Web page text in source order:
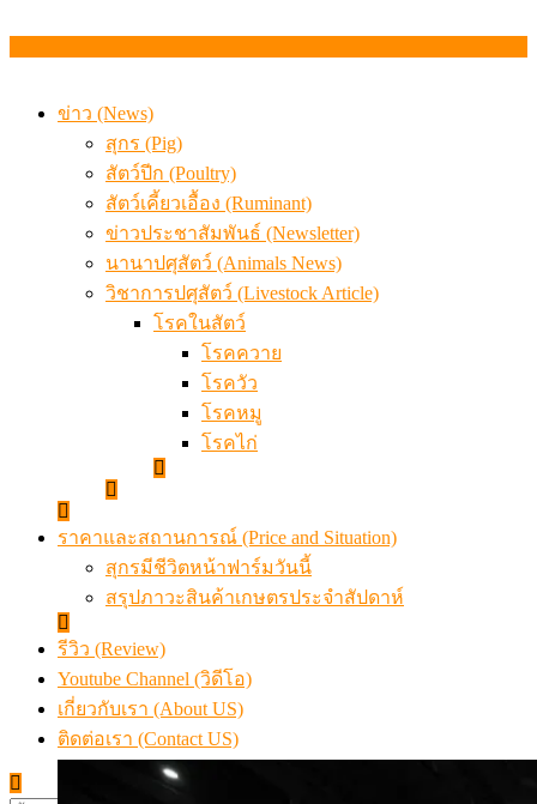
ข่าว (News)
สุกร (Pig)
สัตว์ปีก (Poultry)
สัตว์เคี้ยวเอื้อง (Ruminant)
ข่าวประชาสัมพันธ์ (Newsletter)
นานาปศุสัตว์ (Animals News)
วิชาการปศุสัตว์ (Livestock Article)
โรคในสัตว์
โรคควาย
โรควัว
โรคหมู
โรคไก่
ราคาและสถานการณ์ (Price and Situation)
สุกรมีชีวิตหน้าฟาร์มวันนี้
สรุปภาวะสินค้าเกษตรประจำสัปดาห์
รีวิว (Review)
Youtube Channel (วิดีโอ)
เกี่ยวกับเรา (About US)
ติดต่อเรา (Contact US)